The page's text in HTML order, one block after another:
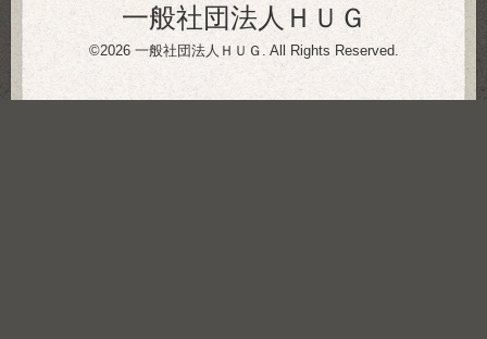
一般社団法人ＨＵＧ
©2026 一般社団法人ＨＵＧ . All Rights Reserved.